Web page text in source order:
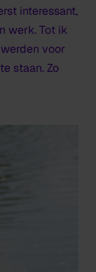
interessant,
werk. Tot ik
voor
staan. Zo